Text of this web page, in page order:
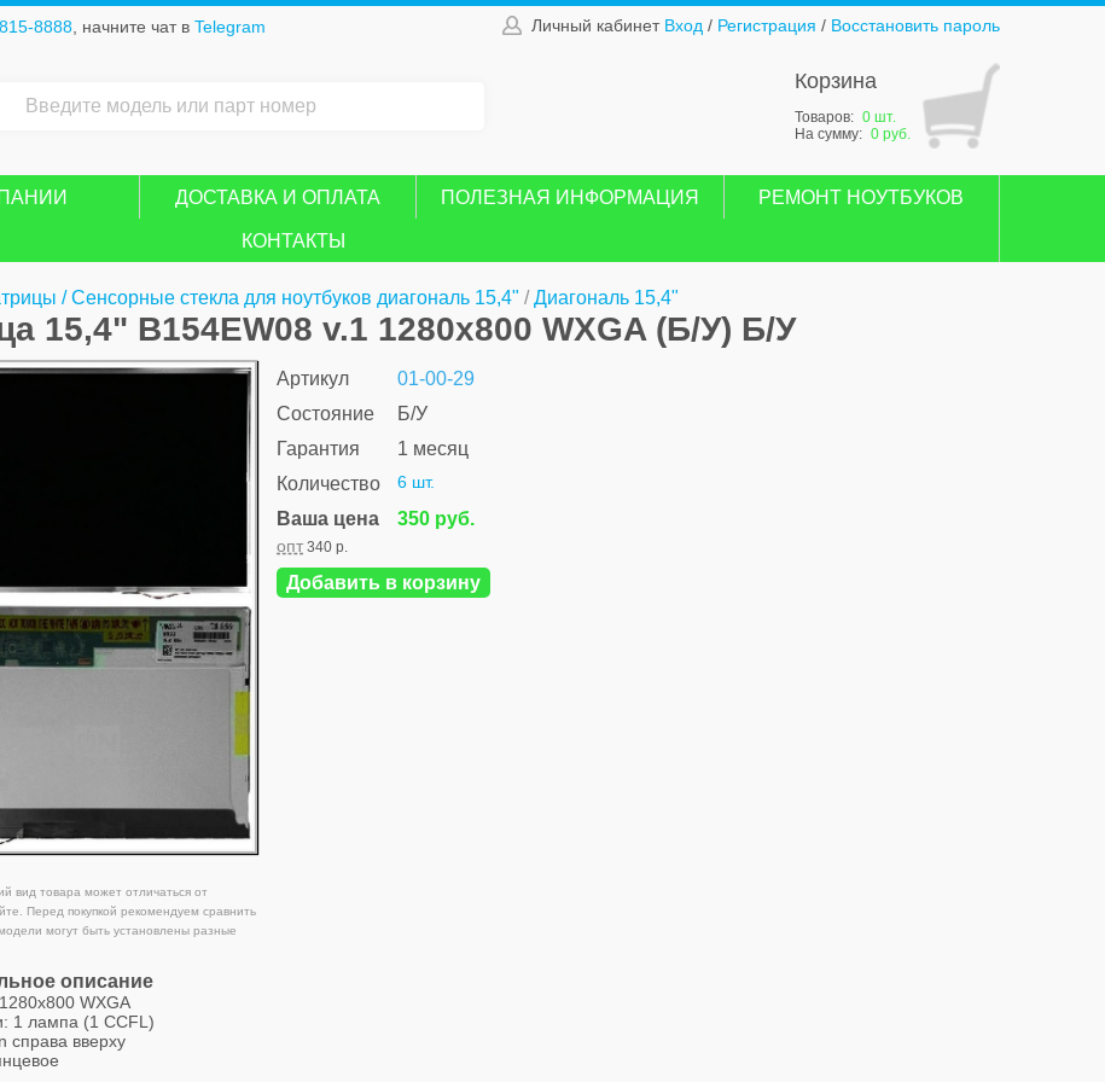
8888, начните чат в Telegram Личный кабинет Вход / Регистрация / Восстановить пароль
Корзина
Товаров: 0 шт.
На сумму: 0 руб.
ДОСТАВКА И ОПЛАТА ПОЛЕЗНАЯ ИНФОРМАЦИЯ РЕМОНТ НОУТБУКОВ
КОНТАКТЫ
/ Сенсорные стекла для ноутбуков диагональ 15,4" /Диагональ 15,4"
15,4" B154EW08 v.1 1280x800 WXGA (Б/У) Б/У
вид товара может отличаться от
Перед покупкой рекомендуем сравнить
могут быть установлены разные
Артикул
01-00-29
Состояние
Б/У
Гарантия
1 месяц
Количество
6 шт.
Ваша цена 350 руб.
опт 340 р.
Добавить в корзину
описание
WXGA
1 лампа (1 CCFL)
справа вверху